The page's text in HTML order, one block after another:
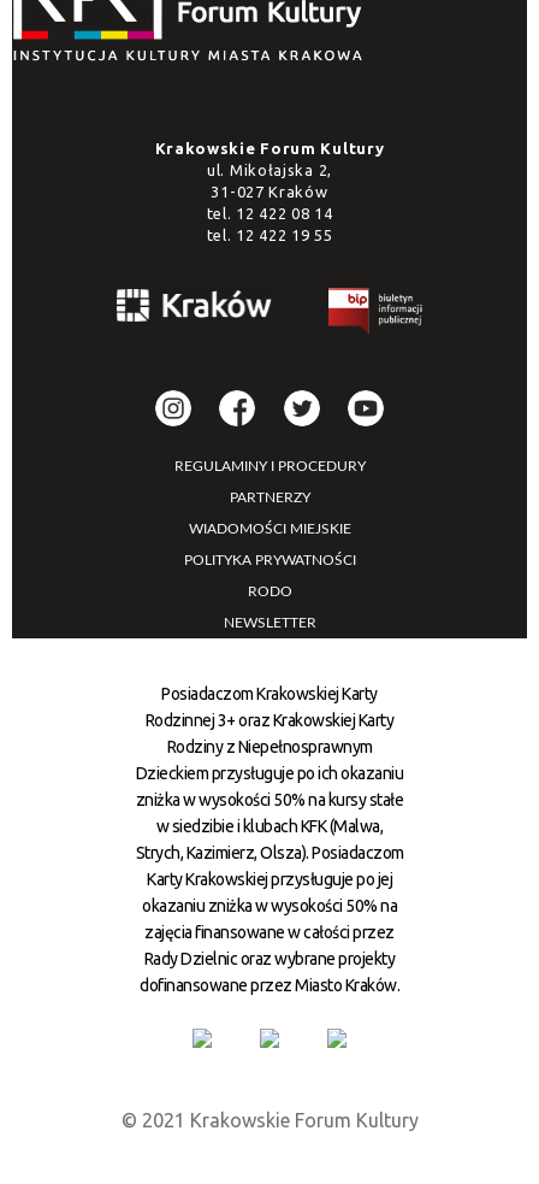
Krakowskie Forum Kultury
ul. Mikołajska 2,
31-027 Kraków
tel. 12 422 08 14
tel. 12 422 19 55
REGULAMINY I PROCEDURY
PARTNERZY
WIADOMOŚCI MIEJSKIE
POLITYKA PRYWATNOŚCI
RODO
NEWSLETTER
Posiadaczom Krakowskiej Karty
Rodzinnej 3+ oraz Krakowskiej Karty
Rodziny z Niepełnosprawnym
Dzieckiem przysługuje po ich okazaniu
zniżka w wysokości 50% na kursy stałe
w siedzibie i klubach KFK (Malwa,
Strych, Kazimierz, Olsza). Posiadaczom
Karty Krakowskiej przysługuje po jej
okazaniu zniżka w wysokości 50% na
zajęcia finansowane w całości przez
Rady Dzielnic oraz wybrane projekty
dofinansowane przez Miasto Kraków.
© 2021 Krakowskie Forum Kultury